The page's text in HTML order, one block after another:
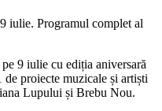
iulie. Programul complet al
9 iulie cu ediția aniversară
proiecte muzicale și artiști
Lupului și Brebu Nou.